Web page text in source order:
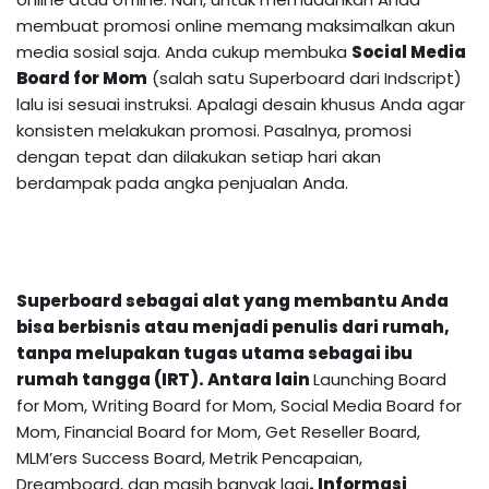
membuat promosi online memang maksimalkan akun
media sosial saja. Anda cukup membuka Social Media
Board for Mom (salah satu Superboard dari Indscript)
lalu isi sesuai instruksi. Apalagi desain khusus Anda agar
konsisten melakukan promosi. Pasalnya, promosi
dengan tepat dan dilakukan setiap hari akan
berdampak pada angka penjualan Anda.
Superboard sebagai alat yang membantu Anda
bisa berbisnis atau menjadi penulis dari rumah,
tanpa melupakan tugas utama sebagai ibu
rumah tangga (IRT). Antara lainLaunching Board
for Mom, Writing Board for Mom, Social Media Board for
Mom, Financial Board for Mom, Get Reseller Board,
MLM’ers Success Board, Metrik Pencapaian,
Dreamboard, dan masih banyak lagi. Informasi